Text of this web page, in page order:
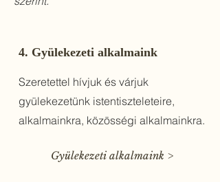
4. Gyülekezeti alkalmaink
Szeretettel hívjuk és várjuk
gyülekezetünk istentiszteleteire,
alkalmainkra, közösségi alkalmainkra.
Gyülekezeti alkalmaink >